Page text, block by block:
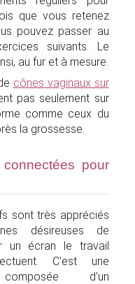
que vous retenez
pouvez passer au
suivants. Le
au fur et à mesure.
cônes vaginaux sur
pas seulement sur
comme ceux du
la grossesse.
pour
sont très appréciés
désireuses de
un écran le travail
C'est une
d'un